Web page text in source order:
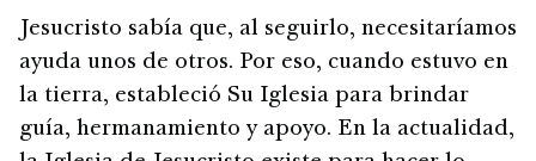
Jesucristo sabía que, al seguirlo, necesitaríamos
ayuda unos de otros. Por eso, cuando estuvo en
la tierra, estableció Su Iglesia para brindar
guía, hermanamiento y apoyo. En la actualidad,